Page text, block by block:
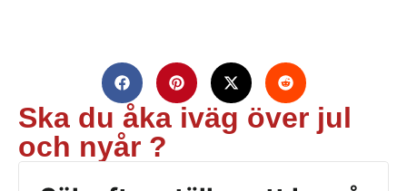
Ska du åka iväg över jul
och nyår ?